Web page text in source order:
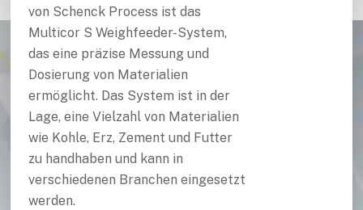
von Schenck Process ist das
Multicor S Weighfeeder-System,
das eine präzise Messung und
Dosierung von Materialien
ermöglicht. Das System ist in der
Lage, eine Vielzahl von Materialien
wie Kohle, Erz, Zement und Futter
zu handhaben und kann in
verschiedenen Branchen eingesetzt
werden.